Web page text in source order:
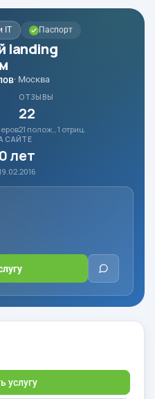
IT Паспорт
landing
· Москва
ОТЗЫВЫ
22
21 полож., 1 отриц.
САЙТЕ
лет
услугу